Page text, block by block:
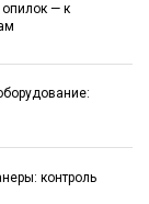
— к
контроль